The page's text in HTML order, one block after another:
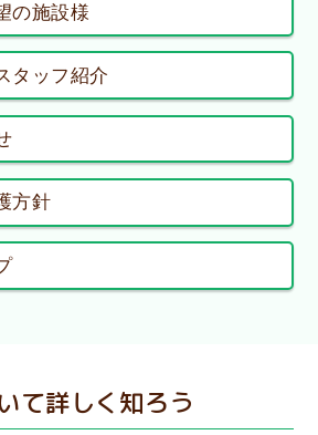
の施設様
タッフ紹介
方針
て詳しく知ろう